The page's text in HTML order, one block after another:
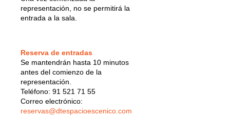
representación, no se permitirá la
entrada a la sala.
Reserva de entradas
Se mantendrán hasta 10 minutos
antes del comienzo de la
representación.
Teléfono: 91 521 71 55
Correo electrónico:
reservas@dtespacioescenico.com